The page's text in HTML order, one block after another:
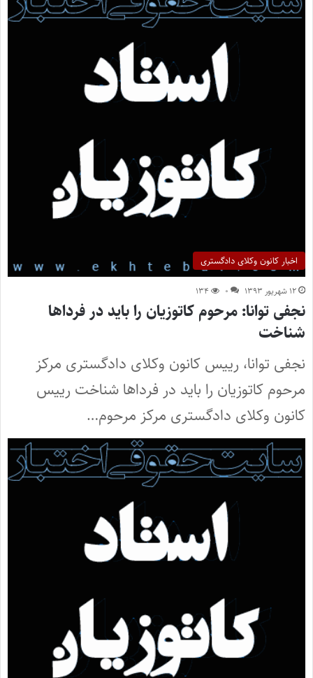
اخبار کانون وکلای دادگستری
۱۲ شهریور ۱۳۹۳ ۰ ۱۳۴
نجفی توانا: مرحوم کاتوزیان را باید در فرداها
شناخت
نجفی توانا، رییس کانون وکلای دادگستری مرکز
مرحوم کاتوزیان را باید در فرداها شناخت رییس
کانون وکلای دادگستری مرکز مرحوم…